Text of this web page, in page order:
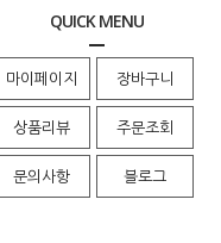
QUICK MENU
마이페이지 장바구니
상품리뷰 주문조회
문의사항 블로그
힐링쉴드 보호필름